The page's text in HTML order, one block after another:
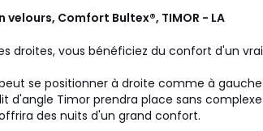
Comfort Bultex®, TIMOR - LA
droites, vous bénéficiez du confort d'un vrai
se positionner à droite comme à gauche
d'angle Timor prendra place sans complexe
des nuits d'un grand confort.